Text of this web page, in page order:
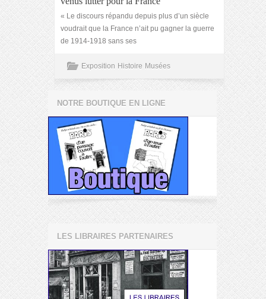
« Le discours répandu depuis plus d’un siècle
voudrait que la France n’ait pu gagner la guerre
de 1914-1918 sans ses
Exposition Histoire Musées
NOTRE BOUTIQUE EN LIGNE
LES LIBRAIRES PARTENAIRES